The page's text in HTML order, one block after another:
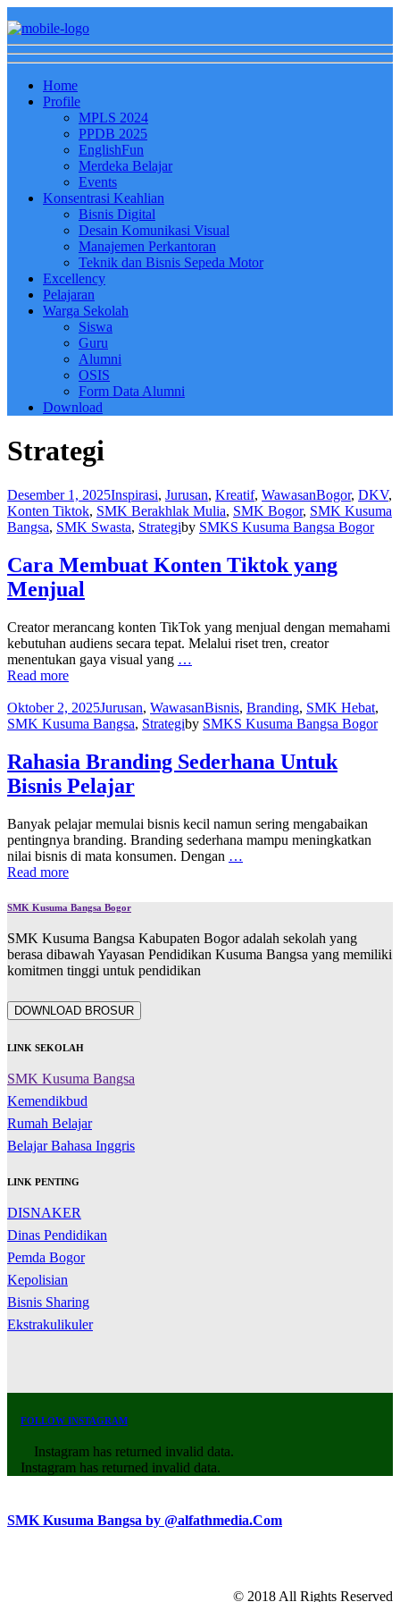
Home
Profile
MPLS 2024
PPDB 2025
EnglishFun
Merdeka Belajar
Events
Konsentrasi Keahlian
Bisnis Digital
Desain Komunikasi Visual
Manajemen Perkantoran
Teknik dan Bisnis Sepeda Motor
Excellency
Pelajaran
Warga Sekolah
Siswa
Guru
Alumni
OSIS
Form Data Alumni
Download
Strategi
Desember 1, 2025Inspirasi, Jurusan, Kreatif, WawasanBogor, DKV,
Konten Tiktok, SMK Berakhlak Mulia, SMK Bogor, SMK Kusuma
Bangsa, SMK Swasta, Strategiby SMKS Kusuma Bangsa Bogor
Cara Membuat Konten Tiktok yang
Menjual
Creator merancang konten TikTok yang menjual dengan memahami
kebutuhan audiens secara tepat. Melalui riset tren, creator
menentukan gaya visual yang …
Read more
Oktober 2, 2025Jurusan, WawasanBisnis, Branding, SMK Hebat,
SMK Kusuma Bangsa, Strategiby SMKS Kusuma Bangsa Bogor
Rahasia Branding Sederhana Untuk
Bisnis Pelajar
Banyak pelajar memulai bisnis kecil namun sering mengabaikan
pentingnya branding. Branding sederhana mampu meningkatkan
nilai bisnis di mata konsumen. Dengan …
Read more
SMK Kusuma Bangsa Bogor
SMK Kusuma Bangsa Kabupaten Bogor adalah sekolah yang
berasa dibawah Yayasan Pendidikan Kusuma Bangsa yang memiliki
komitmen tinggi untuk pendidikan
DOWNLOAD BROSUR
LINK SEKOLAH
SMK Kusuma Bangsa
Kemendikbud
Rumah Belajar
Belajar Bahasa Inggris
LINK PENTING
DISNAKER
Dinas Pendidikan
Pemda Bogor
Kepolisian
Bisnis Sharing
Ekstrakulikuler
FOLLOW INSTAGRAM
Instagram has returned invalid data.
Instagram has returned invalid data.
SMK Kusuma Bangsa by @alfathmedia.Com
© 2018 All Rights Reserved